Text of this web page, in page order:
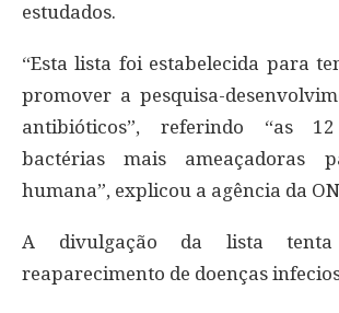
estudados.
“Esta lista foi estabelecida para
promover a pesquisa-
antibióticos”, referindo “as
bactérias mais ameaçadoras
humana”, explicou a agência da
A divulgação da lista
reaparecimento de doenças